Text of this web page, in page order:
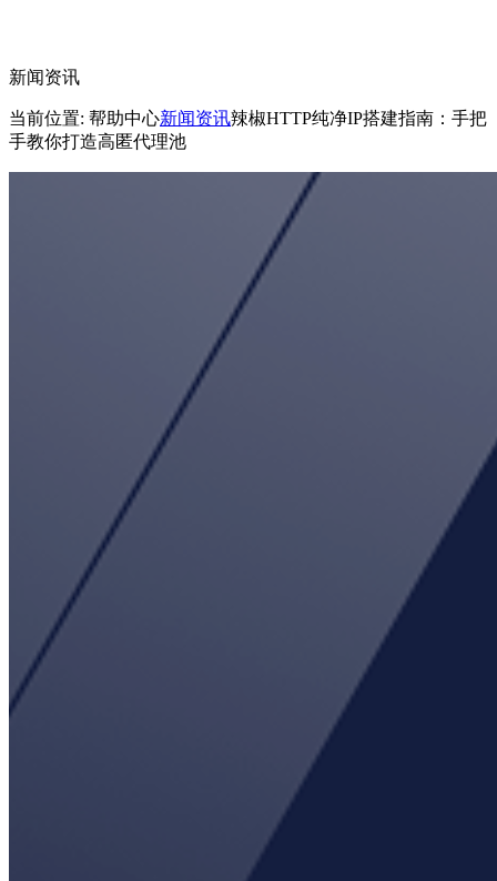
新闻资讯
当前位置: 帮助中心新闻资讯辣椒HTTP纯净IP搭建指南：手把
手教你打造高匿代理池